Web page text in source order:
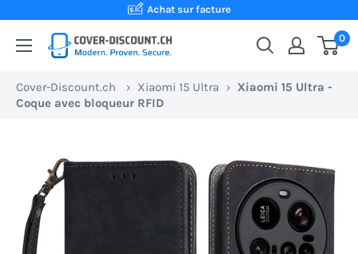
contenu
Achat sur facture
Cover-
Ta
boutique
ligne
suisse
pour
0
Cover-Discount.ch › Xiaomi 15 Ultra › Xiaomi 15 Ultra -
Coque avec bloqueur RFID